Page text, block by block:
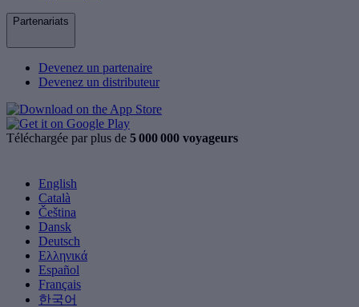
Partenariats
Devenez un partenaire
Devenez un distributeur
Téléchargée par plus de 5 000 000 voyageurs
English
Català
Čeština
Dansk
Deutsch
Ελληνικά
Español
Français
한국어